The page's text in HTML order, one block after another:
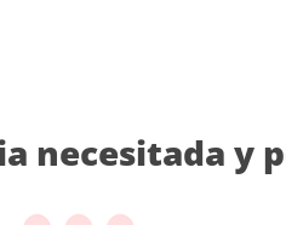
necesitada y